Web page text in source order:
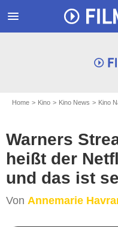
menu
Home Kino Kino News Kino
Warners
heißt der
und das ist
Von Annemarie